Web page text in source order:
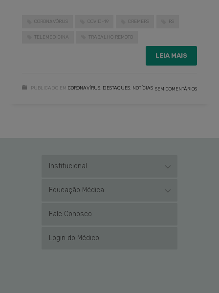
CORONAVÓRUS COVID-19 CREMERS RS
TELEMEDICINA TRABALHO REMOTO
LEIA MAIS
PUBLICADO EM CORONAVÍRUS DESTAQUES NOTÍCIAS SEM COMENTÁRIOS
Institucional
Educação Médica
Fale Conosco
Login do Médico